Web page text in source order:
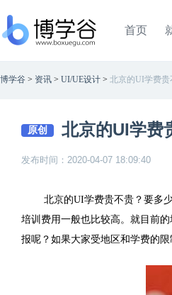
首页
博学谷 > 资讯 > UI/UE设计 > 北京的UI学费贵
原创 北京的UI学费
发布时间：2020-04-07 18:09:40
北京的UI学费贵不贵？要多
培训费用一般也比较高。就目前
报呢？如果大家受地区和学费的